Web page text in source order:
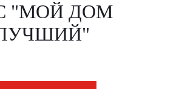
"МОЙ ДОМ